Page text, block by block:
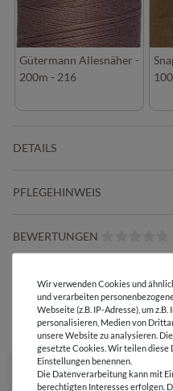
Gütermann Allesnäher -
200m - 216
DETAILS
PFLEGEHINWEIS
BEWERTUNGEN
HERSTELLERINFORMATIONEN
DIESER STOFF IN
Wir verwenden Cookies und
und verarbeiten
Webseite (z.B. IP-Adresse), um
personalisieren, Medien von
unsere Website zu analysieren.
gesetzte Cookies. Wir teilen diese
Einstellungen benennen.
Die Datenverarbeitung kann mit
berechtigten Interesses erfolgen.